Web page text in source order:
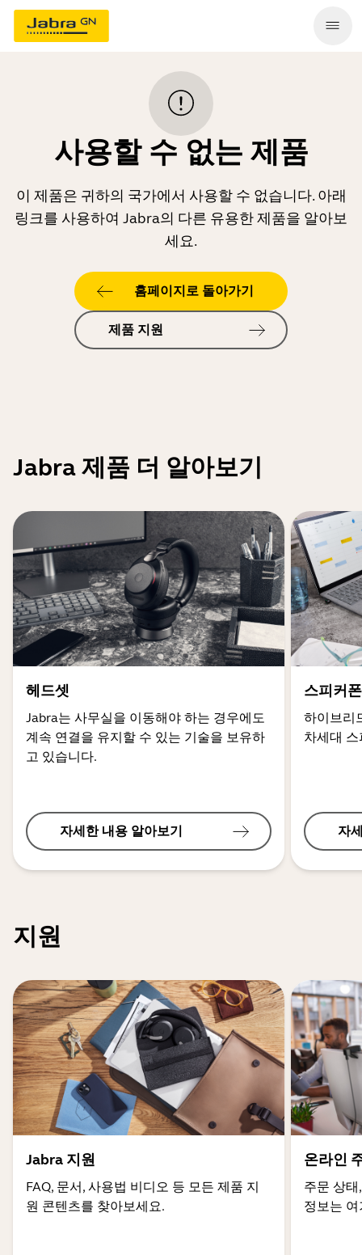
사용할 수 없는 제품
이 제품은 귀하의 국가에서 사용할 수 없습니다. 아래
링크를 사용하여 Jabra의 다른 유용한 제품을 알아보
세요.
홈페이지로 돌아가기
제품 지원
Jabra 제품 더 알아보기
헤드셋
Jabra는 사무실을 이동해야 하는 경우에도
계속 연결을 유지할 수 있는 기술을 보유하
고 있습니다.
자세한 내용 알아보기
스피커폰
하이브리
차세대
자
지원
Jabra 지원
FAQ, 문서, 사용법 비디오 등 모든 제품 지
원 콘텐츠를 찾아보세요.
온라인
주문 상
정보는